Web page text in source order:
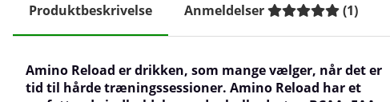
Produktbeskrivelse Anmeldelser (1)
Amino Reload er drikken, som mange vælger, når det er
tid til hårde træningssessioner. Amino Reload har et